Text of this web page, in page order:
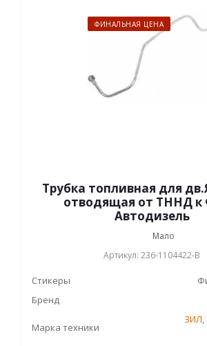
ФИНАЛЬНАЯ ЦЕНА
Трубка топливная для
отводящая от ТННД к
Автодизель
Мало
Артикул: 236-1104422-В
Стикеры
Бренд
Марка техники
ЗИЛ,